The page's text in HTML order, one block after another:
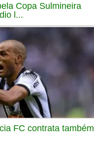
Copa Sulmineira
l...
FC contrata também